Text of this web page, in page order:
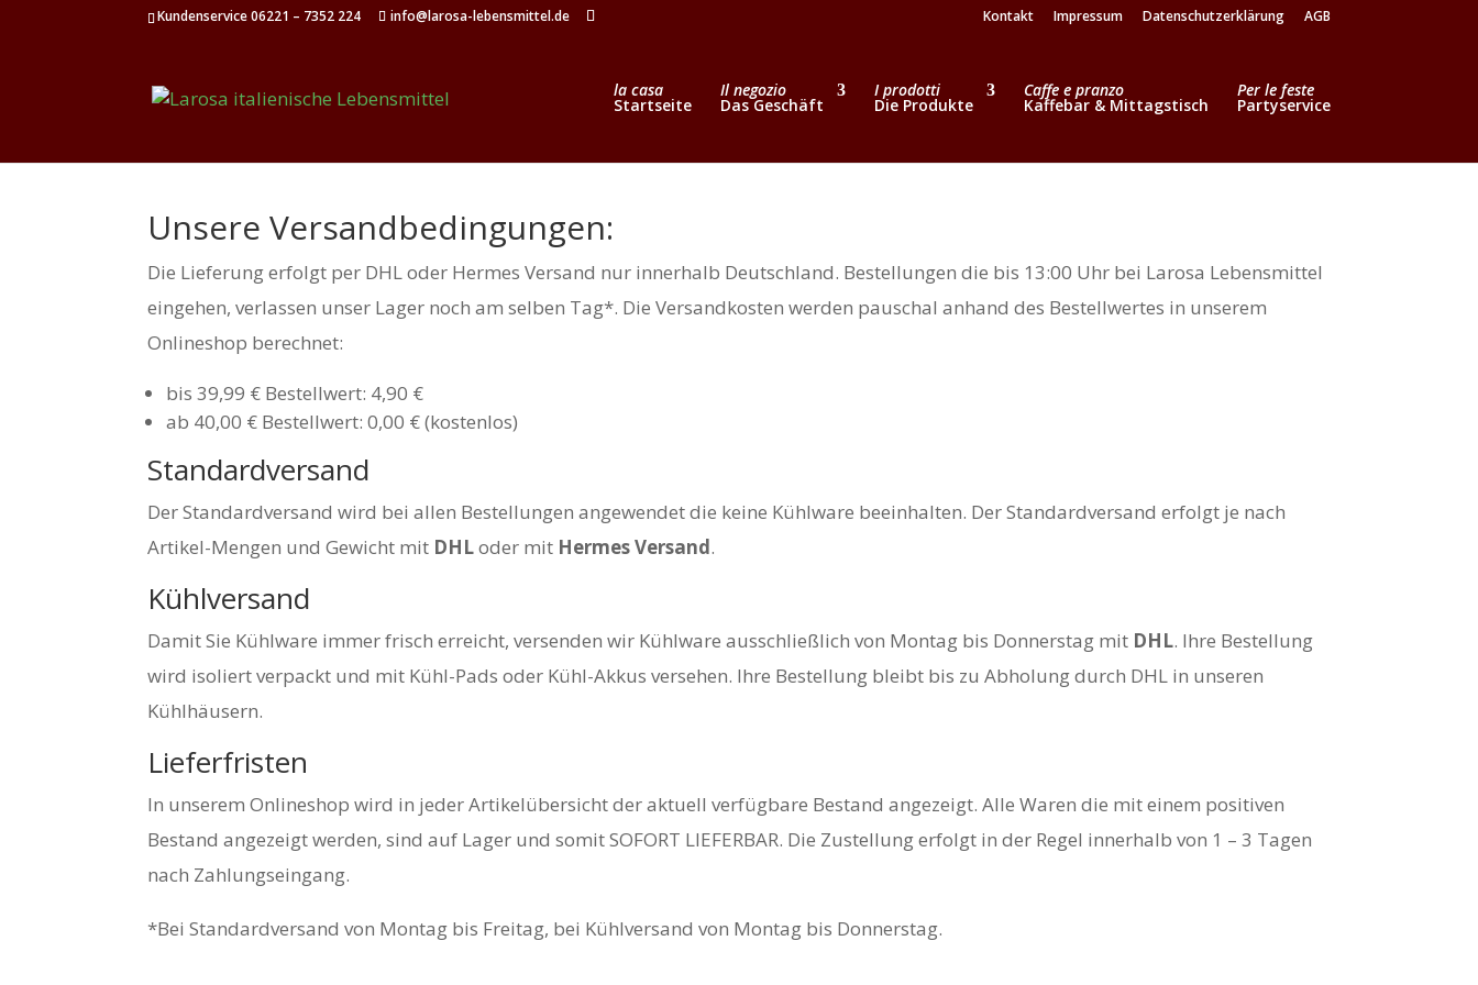
Kundenservice 06221 – 7352 224 info@larosa-lebensmittel.de Kontakt Impressum Datenschutzerklärung AGB
la casa
Startseite
Il negozio
Das Geschäft
I prodotti
Die Produkte
Caffe e pranzo
Kaffebar & Mittagstisch
Per le feste
Partyservice
Unsere Versandbedingungen:
Die Lieferung erfolgt per DHL oder Hermes Versand nur innerhalb Deutschland. Bestellungen die bis 13:00 Uhr bei Larosa Lebensmittel
eingehen, verlassen unser Lager noch am selben Tag*. Die Versandkosten werden pauschal anhand des Bestellwertes in unserem
Onlineshop berechnet:
bis 39,99 € Bestellwert: 4,90 €
ab 40,00 € Bestellwert: 0,00 € (kostenlos)
Standardversand
Der Standardversand wird bei allen Bestellungen angewendet die keine Kühlware beeinhalten. Der Standardversand erfolgt je nach
Artikel-Mengen und Gewicht mit DHLoder mit Hermes Versand.
Kühlversand
Damit Sie Kühlware immer frisch erreicht, versenden wir Kühlware ausschließlich von Montag bis Donnerstag mit DHL. Ihre Bestellung
wird isoliert verpackt und mit Kühl-Pads oder Kühl-Akkus versehen. Ihre Bestellung bleibt bis zu Abholung durch DHL in unseren
Kühlhäusern.
Lieferfristen
In unserem Onlineshop wird in jeder Artikelübersicht der aktuell verfügbare Bestand angezeigt. Alle Waren die mit einem positiven
Bestand angezeigt werden, sind auf Lager und somit SOFORT LIEFERBAR. Die Zustellung erfolgt in der Regel innerhalb von 1 – 3 Tagen
nach Zahlungseingang.
*Bei Standardversand von Montag bis Freitag, bei Kühlversand von Montag bis Donnerstag.